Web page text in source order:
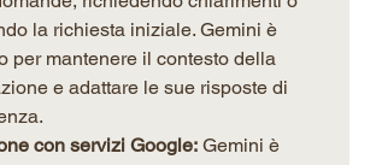
la richiesta iniziale. Gemini è
per mantenere il contesto della
e adattare le sue risposte di
con servizi Google: Gemini è